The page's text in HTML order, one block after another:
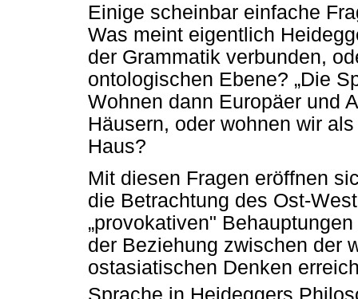
Einige scheinbar einfache
Was meint eigentlich
der Grammatik verbunden,
ontologischen Ebene? „Die
Wohnen dann Europäer und
Häusern, oder wohnen wir
Haus?
Mit diesen Fragen eröffnen
die Betrachtung des Ost-
„provokativen"
der Beziehung zwischen der
ostasiatischen Denken